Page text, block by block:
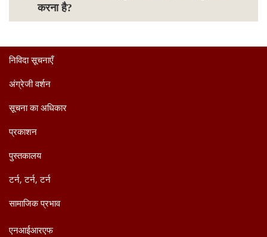
करना है?
निविदा सूचनाएँ
अंग्रेजी वर्शन
सूचना का अधिकार
प्रकाशन
पुस्तकालय
टर्न, टर्न, टर्न
सामाजिक प्रभाव
एनआईआरएफ